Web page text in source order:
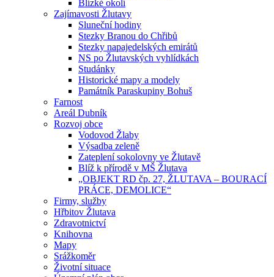
Blízké okolí
Zajímavosti Žlutavy
Sluneční hodiny
Stezky Branou do Chřibů
Stezky napajedelských emirátů
NS po Žlutavských vyhlídkách
Studánky
Historické mapy a modely
Památník Paraskupiny Bohuš
Farnost
Areál Dubník
Rozvoj obce
Vodovod Žlaby
Výsadba zeleně
Zateplení sokolovny ve Žlutavě
Blíž k přírodě v MŠ Žlutava
„OBJEKT RD čp. 27, ŽLUTAVA – BOURACÍ
PRÁCE, DEMOLICE“
Firmy, služby
Hřbitov Žlutava
Zdravotnictví
Knihovna
Mapy
Srážkoměr
Životní situace